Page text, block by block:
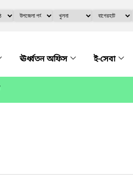
ঊর্ধ্বতন অফিস ই-সেবা